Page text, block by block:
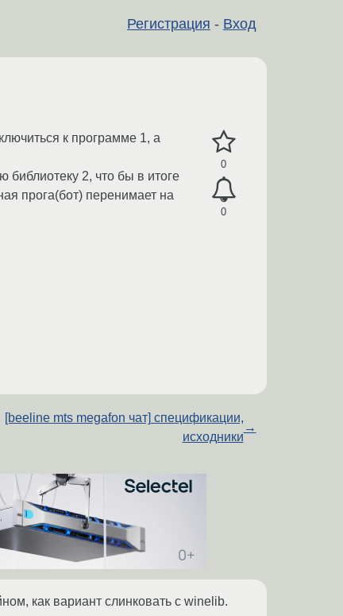
Регистрация - Вход
0
0
к программе 1, а
2, что бы в итоге
прога(бот) перенимает на
[beeline mts megafon чат] спецификации,
исходники
→
как вариант слинковать с winelib.